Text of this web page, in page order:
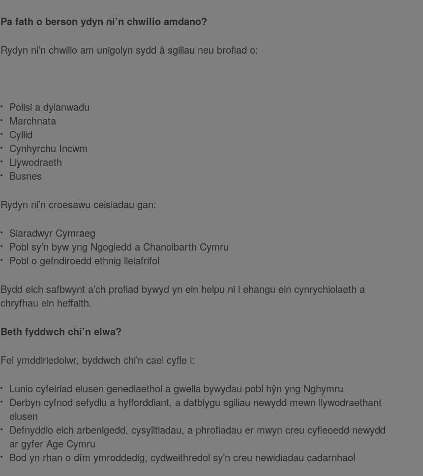
Pa fath o berson ydyn ni’n chwilio amdano?
Rydyn ni’n chwilio am unigolyn sydd â sgiliau neu brofiad o:
Polisi a dylanwadu
Marchnata
Cyllid
Cynhyrchu Incwm
Llywodraeth
Busnes
Rydyn ni’n croesawu ceisiadau gan:
Siaradwyr Cymraeg
Pobl sy’n byw yng Ngogledd a Chanolbarth Cymru
Pobl o gefndiroedd ethnig lleiafrifol
Bydd eich safbwynt a’ch profiad bywyd yn ein helpu ni i ehangu ein cynrychiolaeth a
chryfhau ein heffaith.
Beth fyddwch chi’n elwa?
Fel ymddiriedolwr, byddwch chi’n cael cyfle i:
Lunio cyfeiriad elusen genedlaethol a gwella bywydau pobl hŷn yng Nghymru
Derbyn cyfnod sefydlu a hyfforddiant, a datblygu sgiliau newydd mewn llywodraethant
elusen
Defnyddio eich arbenigedd, cysylltiadau, a phrofiadau er mwyn creu cyfleoedd newydd
ar gyfer Age Cymru
Bod yn rhan o dîm ymroddedig, cydweithredol sy’n creu newidiadau cadarnhaol